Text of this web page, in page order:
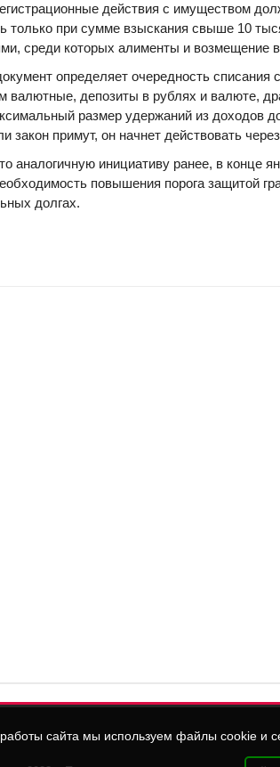
действия с имуществом
только при сумме взыскания свыше 10
среди которых алименты и возмещение
определяет очередность списания
валютные, депозиты в рублях и валюте,
размер удержаний из доходов
закон примут, он начнет действовать
аналогичную инициативу ранее, в конце
повышения порога защитой
долгах.
сайта мы используем файлы cookie и